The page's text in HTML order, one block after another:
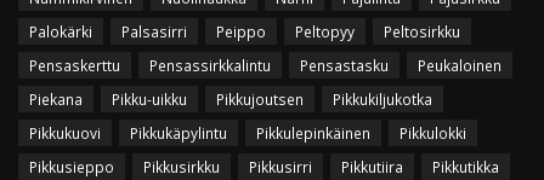
Palokärki
Palsasirri Peippo Peltopyy
Peltosirkku
Pensaskerttu
Pensassirkkalintu Pensastasku
Peukaloinen
Piekana
Pikku-uikku Pikkujoutsen
Pikkukiljukotka
Pikkukuovi
Pikkukäpylintu Pikkulepinkäinen
Pikkulokki
Pikkusieppo
Pikkusirkku Pikkusirri Pikkutiira
Pikkutikka